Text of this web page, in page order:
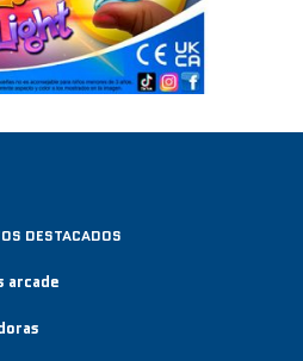
DESTACADOS
arcade